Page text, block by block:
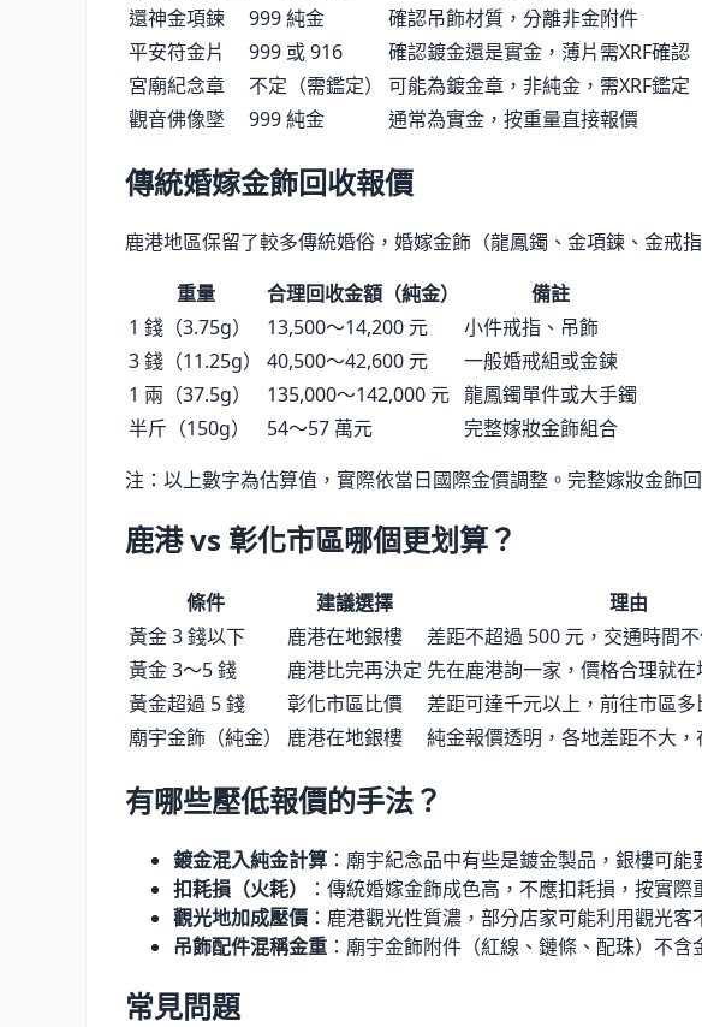
還神金項鍊
999 純金
確認吊飾材質，分離非金附件
平安符金片
999 或 916
確認鍍金還是實金，薄片需XRF確認
宮廟紀念章
不定（需鑑定）
可能為鍍金章，非純金，需XRF鑑定
觀音佛像墜
999 純金 通常為實金，按重量直接報價
傳統婚嫁金飾回收報價
鹿港地區保留了較多傳統婚俗，婚嫁金飾（龍鳳鐲、金項鍊、金戒
重量
合理回收金額（純金）
備註
1 錢（3.75g）
13,500〜14,200 元
小件戒指、吊飾
3 錢（11.25g）
40,500〜42,600 元
一般婚戒組或金鍊
1 兩（37.5g）
135,000〜142,000 元 龍鳳鐲單件或大手鐲
半斤（150g）
54〜57 萬元
完整嫁妝金飾組合
注：以上數字為估算值，實際依當日國際金價調整。完整嫁妝金飾
鹿港 vs 彰化市區哪個更划算？
條件 建議選擇
理由
黃金 3 錢以下
鹿港在地銀樓
差距不超過 500 元，交通時間
黃金 3〜5 錢
鹿港比完再決定 先在鹿港詢一家，價格合理就在
黃金超過 5 錢
彰化市區比價
差距可達千元以上，前往市區
廟宇金飾（純金）
鹿港在地銀樓 純金報價透明，各地差距不大
有哪些壓低報價的手法？
鍍金混入純金計算 ：廟宇紀念品中有些是鍍金製品，銀樓可
扣耗損（火耗）
：傳統婚嫁金飾成色高，不應扣耗損，按實際
觀光地加成壓價 ：鹿港觀光性質濃，部分店家可能利用觀光
吊飾配件混稱金重 ：廟宇金飾附件（紅線、鏈條、配珠）不
常見問題